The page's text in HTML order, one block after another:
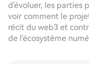
d'évoluer, les parties
voir comment le
récit du web3 et
de l'écosystème